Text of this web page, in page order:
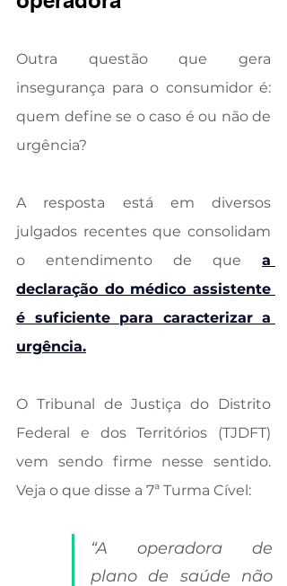
Outra questão que gera
insegurança para o consumidor é:
quem define se o caso é ou não de
urgência?
A resposta está em diversos
julgados recentes que consolidam
o entendimento de que a
declaração do médico assistente
é suficiente para caracterizar a
urgência.
O Tribunal de Justiça do Distrito
Federal e dos Territórios (TJDFT)
vem sendo firme nesse sentido.
Veja o que disse a 7ª Turma Cível:
“A operadora de
plano de saúde não